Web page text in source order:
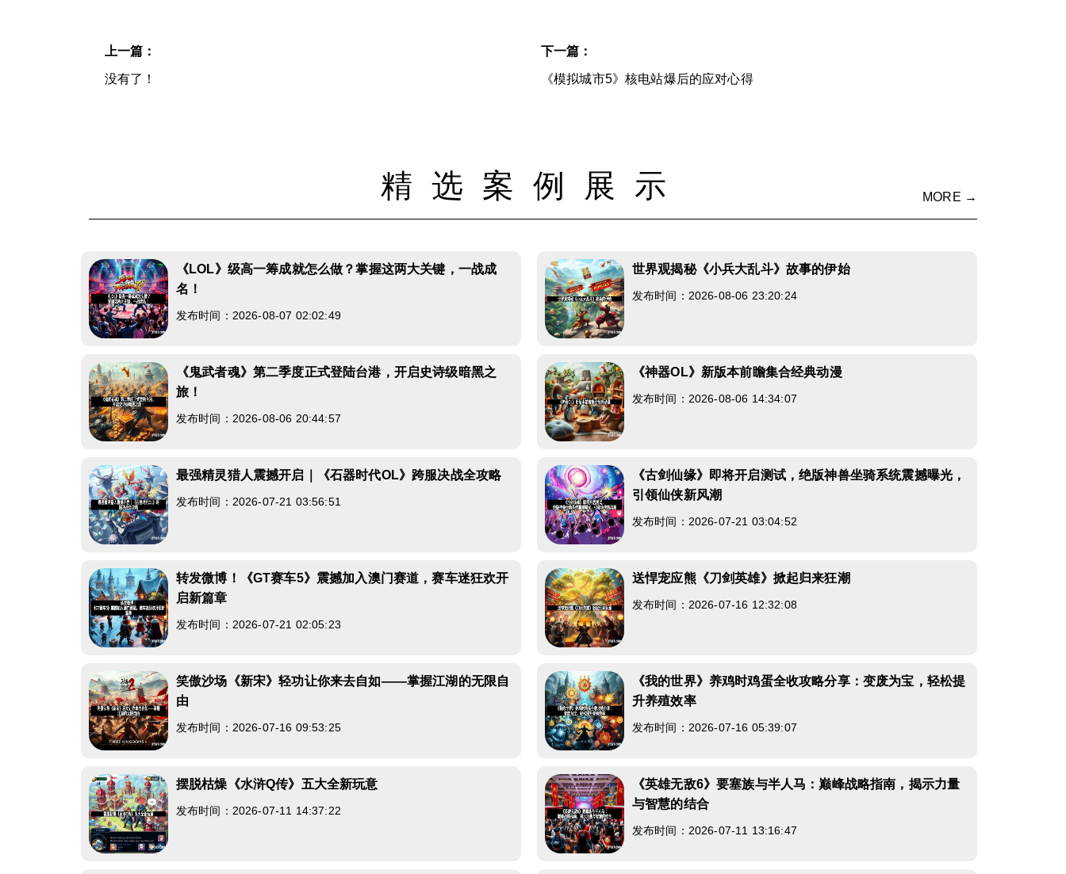
上一篇：
没有了！
下一篇：
《模拟城市5》核电站爆后的应对心得
精选案例展示 MORE →
《LOL》级高一筹成就怎么做？掌握这两大关键，一战成
名！
发布时间：2026-08-07 02:02:49
世界观揭秘《小兵大乱斗》故事的伊始
发布时间：2026-08-06 23:20:24
《鬼武者魂》第二季度正式登陆台港，开启史诗级暗黑之
旅！
发布时间：2026-08-06 20:44:57
《神器OL》新版本前瞻集合经典动漫
发布时间：2026-08-06 14:34:07
最强精灵猎人震撼开启｜《石器时代OL》跨服决战全攻略
发布时间：2026-07-21 03:56:51
《古剑仙缘》即将开启测试，绝版神兽坐骑系统震撼曝光，
引领仙侠新风潮
发布时间：2026-07-21 03:04:52
转发微博！《GT赛车5》震撼加入澳门赛道，赛车迷狂欢开
启新篇章
发布时间：2026-07-21 02:05:23
送悍宠应熊《刀剑英雄》掀起归来狂潮
发布时间：2026-07-16 12:32:08
笑傲沙场《新宋》轻功让你来去自如——掌握江湖的无限自
由
发布时间：2026-07-16 09:53:25
《我的世界》养鸡时鸡蛋全收攻略分享：变废为宝，轻松提
升养殖效率
发布时间：2026-07-16 05:39:07
摆脱枯燥《水浒Q传》五大全新玩意
发布时间：2026-07-11 14:37:22
《英雄无敌6》要塞族与半人马：巅峰战略指南，揭示力量
与智慧的结合
发布时间：2026-07-11 13:16:47